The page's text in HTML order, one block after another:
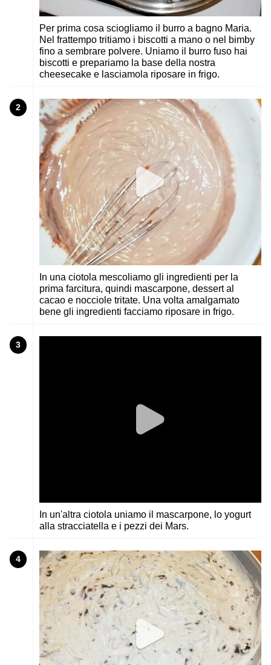
Per prima cosa sciogliamo il burro a bagno Maria.
Nel frattempo tritiamo i biscotti a mano o nel bimby
fino a sembrare polvere. Uniamo il burro fuso hai
biscotti e prepariamo la base della nostra
cheesecake e lasciamola riposare in frigo.
2
In una ciotola mescoliamo gli ingredienti per la
prima farcitura, quindi mascarpone, dessert al
cacao e nocciole tritate. Una volta amalgamato
bene gli ingredienti facciamo riposare in frigo.
3
In un'altra ciotola uniamo il mascarpone, lo yogurt
alla stracciatella e i pezzi dei Mars.
4